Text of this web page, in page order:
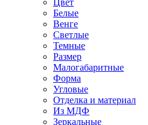
Цвет
Белые
Венге
Светлые
Темные
Размер
Малогабаритные
Форма
Угловые
Отделка и материал
Из МДФ
Зеркальные